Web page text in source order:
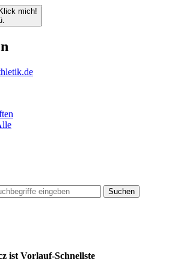
Klick mich!
Suchen
ist Vorlauf-Schnellste